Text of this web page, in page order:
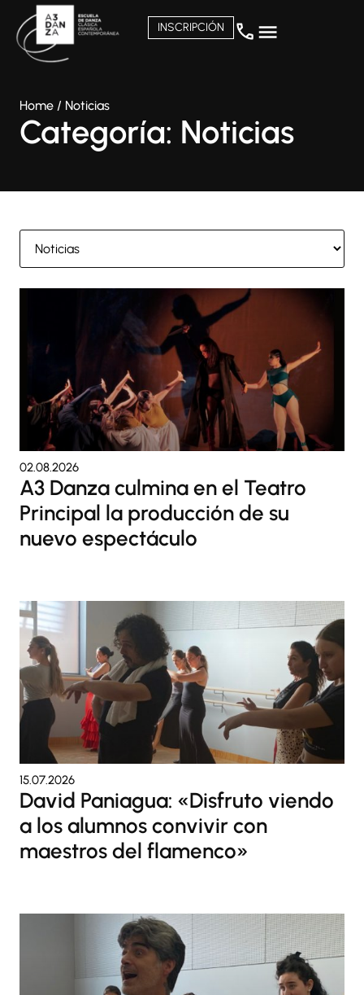
INSCRIPCIÓN
Home / Noticias
Categoría: Noticias
A3 Danza culmina en el Teatro
Principal la producción de su
nuevo espectáculo
02.08.2026
David Paniagua: «Disfruto viendo
a los alumnos convivir con
maestros del flamenco»
15.07.2026